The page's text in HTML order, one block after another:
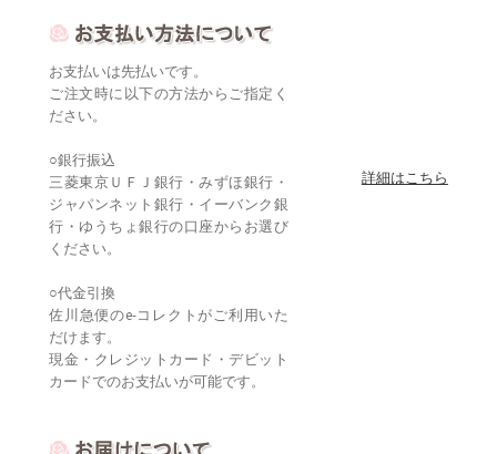
お支払いは先払いです。
ご注文時に以下の方法からご指定く
ださい。
○銀行振込
三菱東京ＵＦＪ銀行・みずほ銀行・
ジャパンネット銀行・イーバンク銀
行・ゆうちょ銀行の口座からお選び
ください。
○代金引換
佐川急便のe-コレクトがご利用いた
だけます。
現金・クレジットカード・デビット
カードでのお支払いが可能です。
詳細はこちら